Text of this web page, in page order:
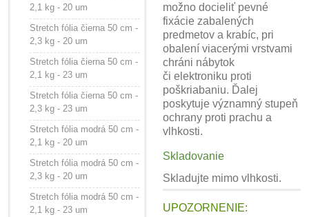
2,1 kg - 20 um
Stretch fólia čierna 50 cm -
2,3 kg - 20 um
Stretch fólia čierna 50 cm -
2,1 kg - 23 um
Stretch fólia čierna 50 cm -
2,3 kg - 23 um
Stretch fólia modrá 50 cm -
2,1 kg - 20 um
Stretch fólia modrá 50 cm -
2,3 kg - 20 um
Stretch fólia modrá 50 cm -
2,1 kg - 23 um
možno docieliť pevné
fixácie zabalených
predmetov a krabíc, pri
obalení viacerými vrstvami
chráni nábytok
či elektroniku proti
poškriabaniu. Ďalej
poskytuje významný stupeň
ochrany proti prachu a
vlhkosti.
Skladovanie
Skladujte mimo vlhkosti.
UPOZORNENIE: